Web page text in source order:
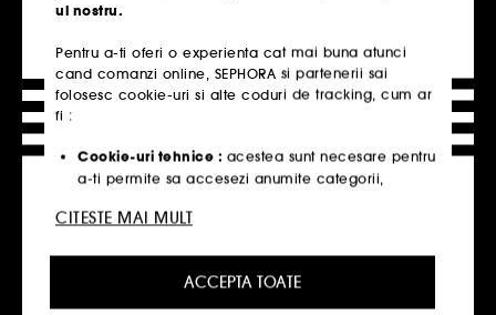
corecteaza tenul.
MAKE UP FOR EVER
Aqua Resist Brow Fixer 24
HR- Gel pentru sprancene
2.242,86 Lei /100ml
3 variante disponibile
ul nostru.
Pentru a-ti oferi o experienta cat mai buna atunci
cand comanzi online, SEPHORA si partenerii sai
folosesc cookie-uri si alte coduri de tracking, cum ar
fi :
Cookie-uri tehnice : acestea sunt necesare pentru
a-ti permite sa accesezi anumite categorii,
ului. Acestea sunt esentiale pentru operarea
Cookie-urile de personalizare :ne permit sa iti
oferim o experienta personalizata, prin
ACCEPTA TOATE
CITESTE MAI MULT